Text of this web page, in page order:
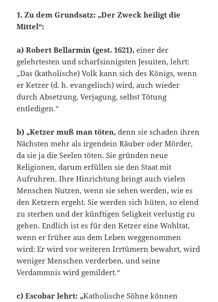
1. Zu dem Grundsatz: „Der Zweck heiligt die
Mittel“:
a) Robert Bellarmin (gest. 1621), einer der
gelehrtesten und scharfsinnigsten Jesuiten, lehrt:
„Das (katholische) Volk kann sich des Königs, wenn
er Ketzer (d. h. evangelisch) wird, auch wieder
durch Absetzung, Verjagung, selbst Tötung
entledigen.“
b) „Ketzer muß man töten,denn sie schaden ihren
Nächsten mehr als irgendein Räuber oder Mörder,
da sie ja die Seelen töten. Sie gründen neue
Religionen, darum erfüllen sie den Staat mit
Aufruhren. Ihre Hinrichtung bringt auch vielen
Menschen Nutzen, wenn sie sehen werden, wie es
den Ketzern ergeht. Sie werden sich hüten, so elend
zu sterben und der künftigen Seligkeit verlustig zu
gehen. Endlich ist es für den Ketzer eine Wohltat,
wenn er früher aus dem Leben weggenommen
wird: Er wird vor weiteren Irrtümern bewahrt, wird
weniger Menschen verderben, und seine
Verdammnis wird gemildert.“
c) Escobar lehrt: „Katholische Söhne können